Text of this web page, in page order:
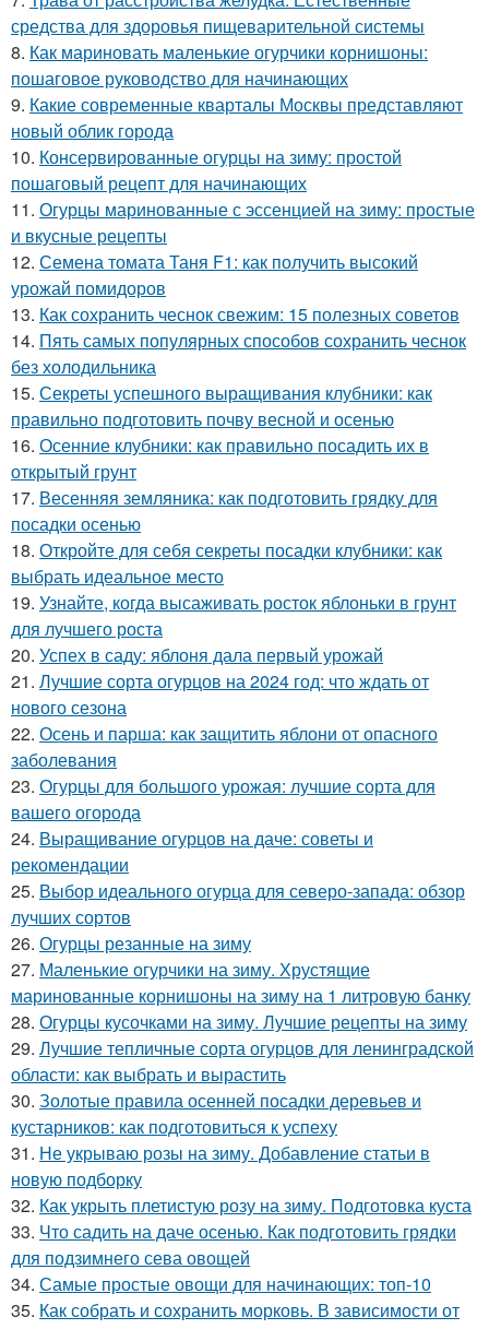
средства для здоровья пищеварительной системы
8. Как мариновать маленькие огурчики корнишоны:
пошаговое руководство для начинающих
9. Какие современные кварталы Москвы представляют
новый облик города
10. Консервированные огурцы на зиму: простой
пошаговый рецепт для начинающих
11. Огурцы маринованные с эссенцией на зиму: простые
и вкусные рецепты
12. Семена томата Таня F1: как получить высокий
урожай помидоров
13. Как сохранить чеснок свежим: 15 полезных советов
14. Пять самых популярных способов сохранить чеснок
без холодильника
15. Секреты успешного выращивания клубники: как
правильно подготовить почву весной и осенью
16. Осенние клубники: как правильно посадить их в
открытый грунт
17. Весенняя земляника: как подготовить грядку для
посадки осенью
18. Откройте для себя секреты посадки клубники: как
выбрать идеальное место
19. Узнайте, когда высаживать росток яблоньки в грунт
для лучшего роста
20. Успех в саду: яблоня дала первый урожай
21. Лучшие сорта огурцов на 2024 год: что ждать от
нового сезона
22. Осень и парша: как защитить яблони от опасного
заболевания
23. Огурцы для большого урожая: лучшие сорта для
вашего огорода
24. Выращивание огурцов на даче: советы и
рекомендации
25. Выбор идеального огурца для северо-запада: обзор
лучших сортов
26. Огурцы резанные на зиму
27. Маленькие огурчики на зиму. Хрустящие
маринованные корнишоны на зиму на 1 литровую банку
28. Огурцы кусочками на зиму. Лучшие рецепты на зиму
29. Лучшие тепличные сорта огурцов для ленинградской
области: как выбрать и вырастить
30. Золотые правила осенней посадки деревьев и
кустарников: как подготовиться к успеху
31. Не укрываю розы на зиму. Добавление статьи в
новую подборку
32. Как укрыть плетистую розу на зиму. Подготовка куста
33. Что садить на даче осенью. Как подготовить грядки
для подзимнего сева овощей
34. Самые простые овощи для начинающих: топ-10
35. Как собрать и сохранить морковь. В зависимости от